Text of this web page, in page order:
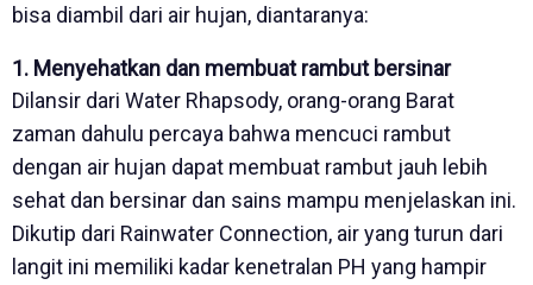
bisa diambil dari air hujan, diantaranya:
1. Menyehatkan dan membuat rambut bersinar
Dilansir dari Water Rhapsody, orang-orang Barat
zaman dahulu percaya bahwa mencuci rambut
dengan air hujan dapat membuat rambut jauh lebih
sehat dan bersinar dan sains mampu menjelaskan ini.
Dikutip dari Rainwater Connection, air yang turun dari
langit ini memiliki kadar kenetralan PH yang hampir